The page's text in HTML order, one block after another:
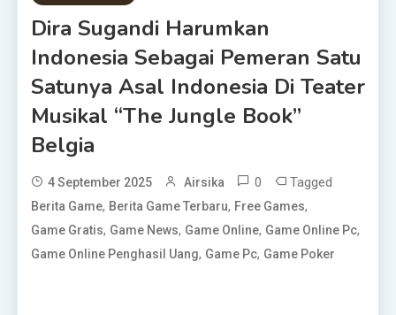
Dira Sugandi Harumkan
Indonesia Sebagai Pemeran Satu
Satunya Asal Indonesia Di Teater
Musikal “The Jungle Book”
Belgia
4 September 2025 Airsika 0 Tagged
Berita Game, Berita Game Terbaru, Free Games,
Game Gratis, Game News, Game Online, Game Online Pc,
Game Online Penghasil Uang, Game Pc, Game Poker